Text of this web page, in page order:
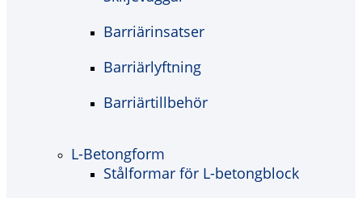
Barriärinsatser
Barriärlyftning
Barriärtillbehör
L-Betongform
Stålformar för L-betongblock